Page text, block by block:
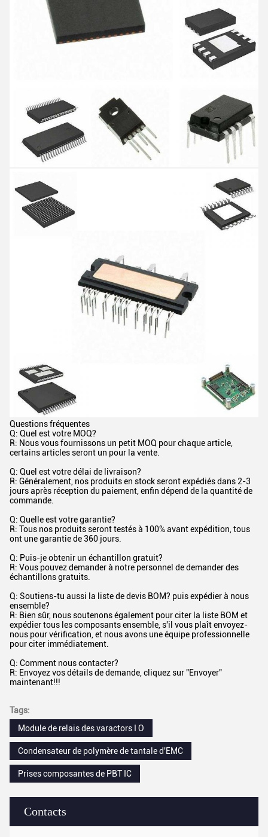
Contacts
Questions fréquentes
Q: Quel est votre MOQ?
R: Nous vous fournissons un petit MOQ pour chaque article,
certains articles seront un pour la vente.
Q: Quel est votre délai de livraison?
R: Généralement, nos produits en stock seront expédiés dans 2-3
jours après réception du paiement, enfin dépend de la quantité de
commande.
Q: Quelle est votre garantie?
R: Tous nos produits seront testés à 100% avant expédition, tous
ont une garantie de 360 jours.
Q: Puis-je obtenir un échantillon gratuit?
R: Vous pouvez demander à notre personnel de demander des
échantillons gratuits.
Q: Soutiens-tu aussi la liste de devis BOM? puis expédier à nous
ensemble?
R: Bien sûr, nous soutenons également pour citer la liste BOM et
expédier tous les composants ensemble, s'il vous plaît envoyez-
nous pour vérification, et nous avons une équipe professionnelle
pour citer immédiatement.
Q: Comment nous contacter?
R: Envoyez vos détails de demande, cliquez sur "Envoyer"
maintenant!!!
Tags:
Module de relais des varactors I O
Condensateur de polymère de tantale d'EMC
Prises composantes de PBT IC